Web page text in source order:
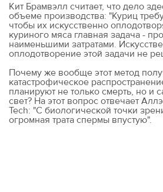
Кит Брамвэлл считает, что дело
объеме производства: "Куриц
чтобы их искусственно
куриного мяса главная задача -
наименьшими затратами.
оплодотворение этой задачи не
Почему же вообще этот метод
катастрофическое
планируют не только смерть, но и
свет? На этот вопрос отвечает
Tech: "С биологической точки
огромная трата спермы впустую".